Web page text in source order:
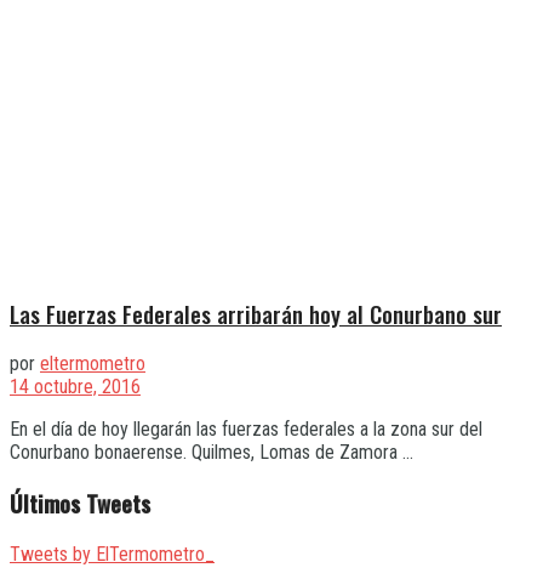
Las Fuerzas Federales arribarán hoy al Conurbano sur
por eltermometro
14 octubre, 2016
En el día de hoy llegarán las fuerzas federales a la zona sur del
Conurbano bonaerense. Quilmes, Lomas de Zamora ...
Últimos Tweets
Tweets by ElTermometro_